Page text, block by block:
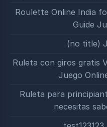
Roulette Online India
Guide
(no title)
Ruleta con giros gratis
Juego
Ruleta para
necesitas